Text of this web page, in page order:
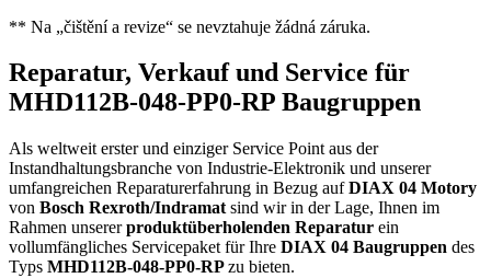
** Na „čištění a revize“ se nevztahuje žádná záruka.
Reparatur, Verkauf und Service für
MHD112B-048-PP0-RP Baugruppen
Als weltweit erster und einziger Service Point aus der
Instandhaltungsbranche von Industrie-Elektronik und unserer
umfangreichen Reparaturerfahrung in Bezug aufDIAX 04 Motory
von Bosch Rexroth/Indramat sind wir in der Lage, Ihnen im
Rahmen unsererproduktüberholenden Reparatur ein
vollumfängliches Servicepaket für Ihre DIAX 04 Baugruppen des
Typs MHD112B-048-PP0-RPzu bieten.